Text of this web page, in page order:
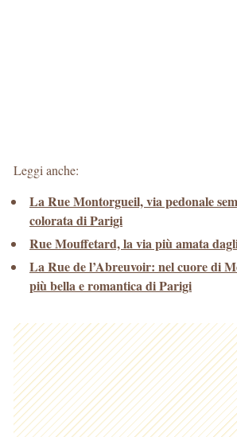
Leggi anche:
La Rue Montorgueil, via pedonale
colorata di Parigi
Rue Mouffetard, la via più amata
La Rue de l’Abreuvoir: nel cuore di
più bella e romantica di Parigi